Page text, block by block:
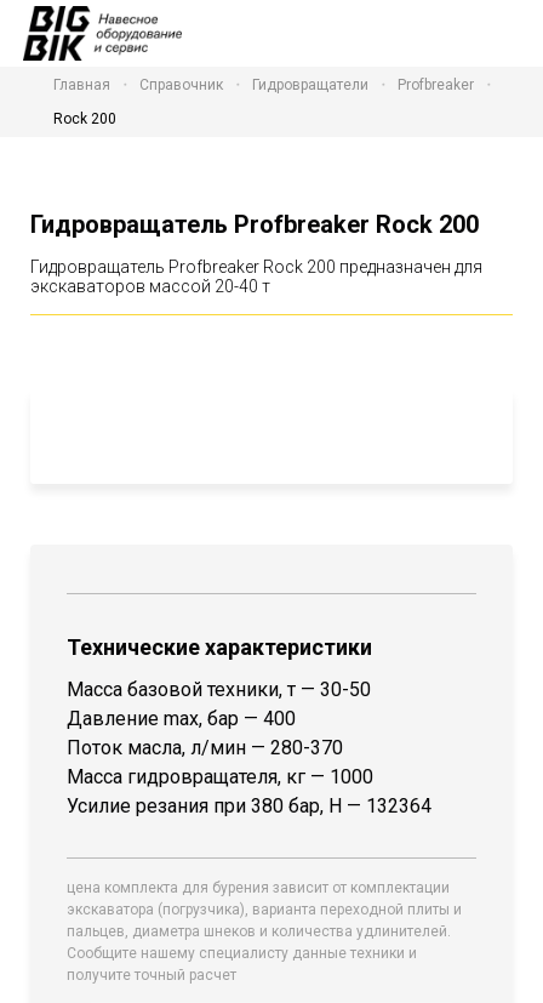
Главная Справочник Гидровращатели
Profbreaker
Rock 200
Гидровращатель Profbreaker Rock 200
Гидровращатель Profbreaker Rock 200 предназначен для
экскаваторов массой 20-40 т
Технические характеристики
Масса базовой техники, т — 30-50
Давление max, бар — 400
Поток масла, л/мин — 280-370
Масса гидровращателя, кг — 1000
Усилие резания при 380 бар, H — 132364
цена комплекта для бурения зависит от комплектации
экскаватора (погрузчика), варианта переходной плиты и
пальцев, диаметра шнеков и количества удлинителей.
Сообщите нашему специалисту данные техники и
получите точный расчет